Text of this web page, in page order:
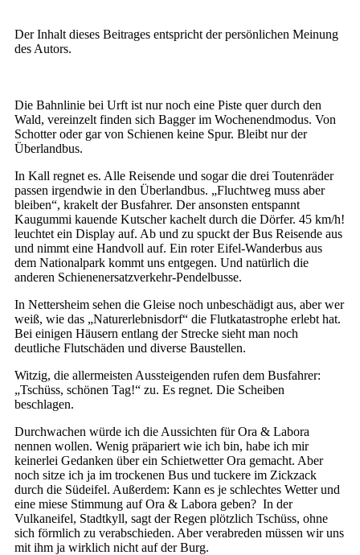
Der Inhalt dieses Beitrages entspricht der persönlichen Meinung
des Autors.
Die Bahnlinie bei Urft ist nur noch eine Piste quer durch den
Wald, vereinzelt finden sich Bagger im Wochenendmodus. Von
Schotter oder gar von Schienen keine Spur. Bleibt nur der
Überlandbus.
In Kall regnet es. Alle Reisende und sogar die drei Toutenräder
passen irgendwie in den Überlandbus. „Fluchtweg muss aber
bleiben“, krakelt der Busfahrer. Der ansonsten entspannt
Kaugummi kauende Kutscher kachelt durch die Dörfer. 45 km/h!
leuchtet ein Display auf. Ab und zu spuckt der Bus Reisende aus
und nimmt eine Handvoll auf. Ein roter Eifel-Wanderbus aus
dem Nationalpark kommt uns entgegen. Und natürlich die
anderen Schienenersatzverkehr-Pendelbusse.
In Nettersheim sehen die Gleise noch unbeschädigt aus, aber wer
weiß, wie das „Naturerlebnisdorf“ die Flutkatastrophe erlebt hat.
Bei einigen Häusern entlang der Strecke sieht man noch
deutliche Flutschäden und diverse Baustellen.
Witzig, die allermeisten Aussteigenden rufen dem Busfahrer:
„Tschüss, schönen Tag!“ zu. Es regnet. Die Scheiben
beschlagen.
Durchwachen würde ich die Aussichten für Ora & Labora
nennen wollen. Wenig präpariert wie ich bin, habe ich mir
keinerlei Gedanken über ein Schietwetter Ora gemacht. Aber
noch sitze ich ja im trockenen Bus und tuckere im Zickzack
durch die Südeifel. Außerdem: Kann es je schlechtes Wetter und
eine miese Stimmung auf Ora & Labora geben? In der
Vulkaneifel, Stadtkyll, sagt der Regen plötzlich Tschüss, ohne
sich förmlich zu verabschieden. Aber verabreden müssen wir uns
mit ihm ja wirklich nicht auf der Burg.